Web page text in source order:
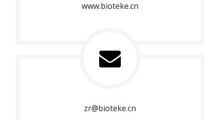
www.bioteke.cn
zr@bioteke.cn